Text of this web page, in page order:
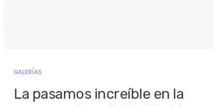
GALERÍAS
La pasamos increíble en la